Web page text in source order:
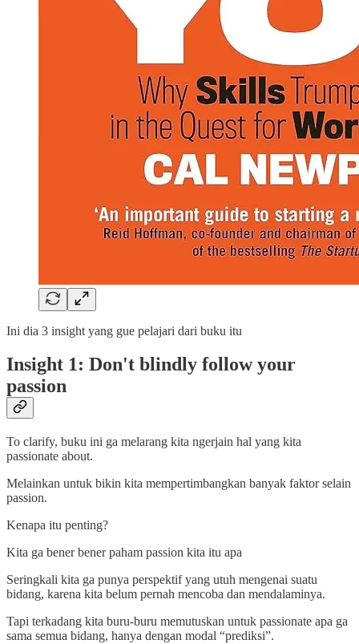
Ini dia 3 insight yang gue pelajari dari buku itu
Insight 1: Don't blindly follow your
passion
To clarify, buku ini ga melarang kita ngerjain hal yang kita
passionate about.
Melainkan untuk bikin kita mempertimbangkan banyak faktor selain
passion.
Kenapa itu penting?
Kita ga bener bener paham passion kita itu apa
Seringkali kita ga punya perspektif yang utuh mengenai suatu
bidang, karena kita belum pernah mencoba dan mendalaminya.
Tapi terkadang kita buru-buru memutuskan untuk passionate apa ga
sama semua bidang, hanya dengan modal “prediksi”.